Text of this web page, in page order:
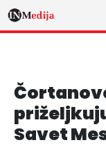
Savet